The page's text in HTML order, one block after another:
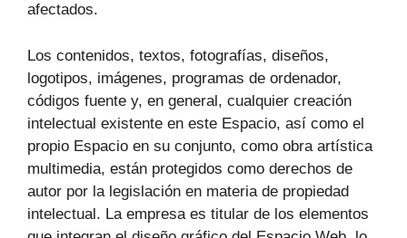
afectados.
Los contenidos, textos, fotografías, diseños,
logotipos, imágenes, programas de ordenador,
códigos fuente y, en general, cualquier creación
intelectual existente en este Espacio, así como el
propio Espacio en su conjunto, como obra artística
multimedia, están protegidos como derechos de
autor por la legislación en materia de propiedad
intelectual. La empresa es titular de los elementos